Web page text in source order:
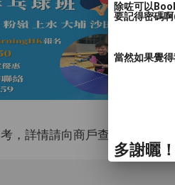
，詳情請向商戶查詢。
除咗可以
要記得密碼啊
當然如果覺
多謝曬！